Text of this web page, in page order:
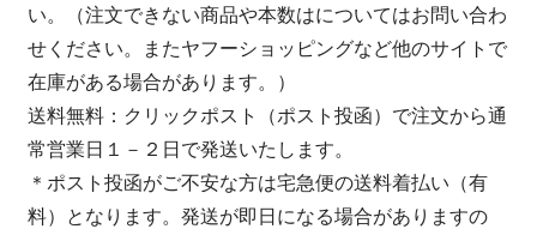
い。（注文できない商品や本数はについてはお問い合わ
せください。またヤフーショッピングなど他のサイトで
在庫がある場合があります。）
送料無料：クリックポスト（ポスト投函）で注文から通
常営業日１－２日で発送いたします。
＊ポスト投函がご不安な方は宅急便の送料着払い（有
料）となります。発送が即日になる場合がありますの